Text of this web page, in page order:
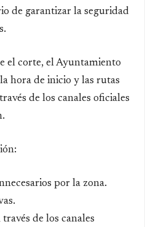
de garantizar la seguridad
el corte, el Ayuntamiento
hora de inicio y las rutas
de los canales oficiales
por la zona.
de los canales